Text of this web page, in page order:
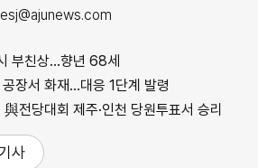
부친상…향년 68세
장서 화재…대응 1단계 발령
전당대회 제주·인천 당원투표서 승리
사